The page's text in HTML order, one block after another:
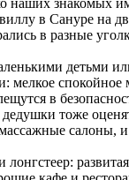
наших знакомых
в Сануре на
в разные
детьми
мелкое
в
тоже
салоны, и